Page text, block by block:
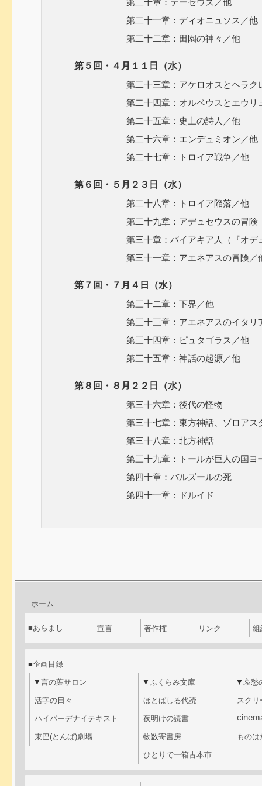
第二十章：テーセウス／他
第二十一章：ディオニュソス／他
第二十二章：田園の神々／他
第５回・４月１１日（水）
第二十三章：アケロオスとヘラクレ
第二十四章：オルベウスとエウリュ
第二十五章：史上の詩人／他
第二十六章：エンデュミオン／他
第二十七章：トロイア戦争／他
第６回・５月２３日（水）
第二十八章：トロイア陥落／他
第二十九章：アデュセウスの冒険（『
第三十章：バイアキア人（『オデュ
第三十一章：アエネアスの冒険／
第７回・７月４日（水）
第三十二章：下界／他
第三十三章：アエネアスのイタリ
第三十四章：ピュタゴラス／他
第三十五章：神話の起源／他
第８回・８月２２日（水）
第三十六章：後代の怪物
第三十七章：東方神話、ゾロアスタ
第三十八章：北方神話
第三十九章：トールが巨人の国ヨーツ
第四十章：バルズールの死
第四十一章：ドルイド
ホーム
■あらまし 宣言 著作権 リンク 組
■企画目録
▼ 言の葉サロン
活字の日々
ハイパーデナイテキスト
東巴(とんぱ)劇場
▼ ふくらみ文庫
ほとばしる代読
夜明けの読書
物数寄書房
ひとりで一箱古本市
▼ 哀愁
スクリ
もの